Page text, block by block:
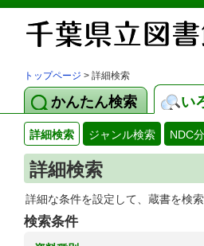
トップページ > 詳細検索
かんたん検索 い
詳細検索 ジャンル検索 NDC
詳細検索
詳細な条件を設定して、蔵書を検
検索条件